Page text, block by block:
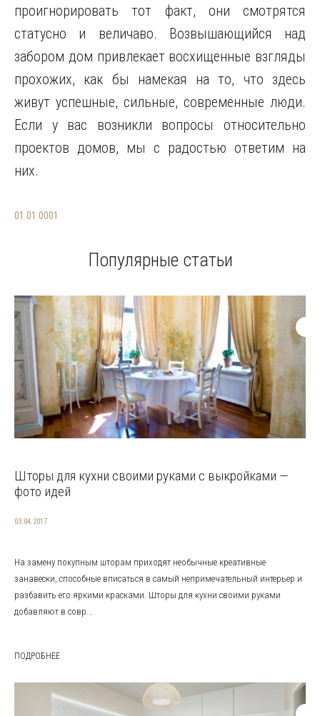
проигнорировать тот факт, они смотрятся
статусно и величаво. Возвышающийся над
забором дом привлекает восхищенные взгляды
прохожих, как бы намекая на то, что здесь
живут успешные, сильные, современные люди.
Если у вас возникли вопросы относительно
проектов домов, мы с радостью ответим на
них.
01.01.0001
Популярные статьи
Шторы для кухни своими руками с выкройками —
фото идей
03.04.2017
На замену покупным шторам приходят необычные креативные
занавески, способные вписаться в самый непримечательный интерьер и
разбавить его яркими красками. Шторы для кухни своими руками
добавляют в совр...
ПОДРОБНЕЕ